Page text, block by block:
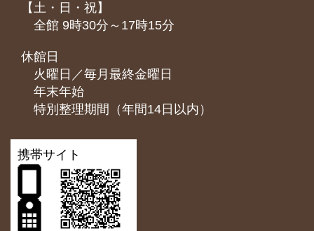
【土・日・祝】
全館 9時30分～17時15分
休館日
火曜日／毎月最終金曜日
年末年始
特別整理期間（年間14日以内）
携帯サイト